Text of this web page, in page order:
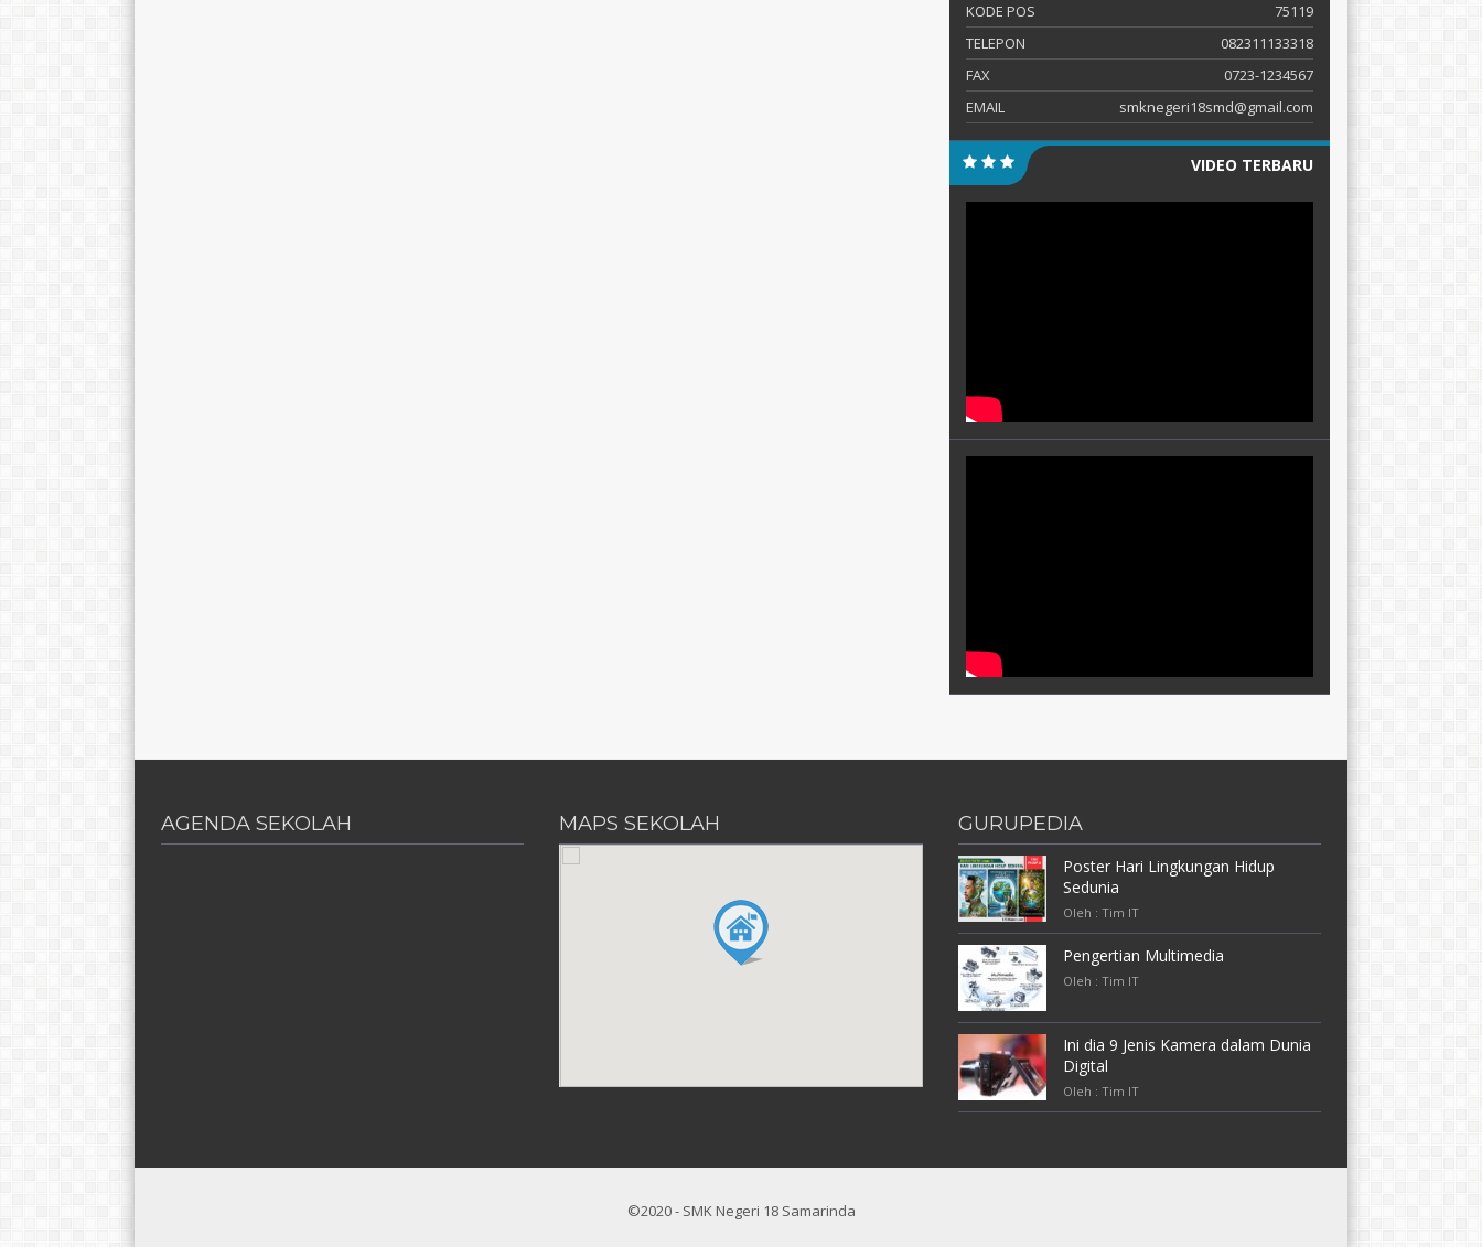
KODE POS
75119
TELEPON
082311133318
FAX
0723-1234567
EMAIL
smknegeri18smd@gmail.com
VIDEO TERBARU
AGENDA SEKOLAH MAPS SEKOLAH GURUPEDIA
Poster Hari Lingkungan Hidup
Sedunia
Oleh : Tim IT
Pengertian Multimedia
Oleh : Tim IT
Ini dia 9 Jenis Kamera dalam Dunia
Digital
Oleh : Tim IT
©2020 - SMK Negeri 18 Samarinda